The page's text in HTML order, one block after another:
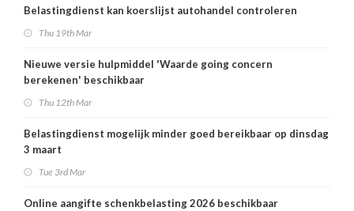
Belastingdienst kan koerslijst autohandel controleren
Thu 19th Mar
Nieuwe versie hulpmiddel 'Waarde going concern
berekenen' beschikbaar
Thu 12th Mar
Belastingdienst mogelijk minder goed bereikbaar op dinsdag
3 maart
Tue 3rd Mar
Online aangifte schenkbelasting 2026 beschikbaar